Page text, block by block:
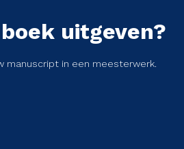
uitgeven?
manuscript in een meesterwerk.